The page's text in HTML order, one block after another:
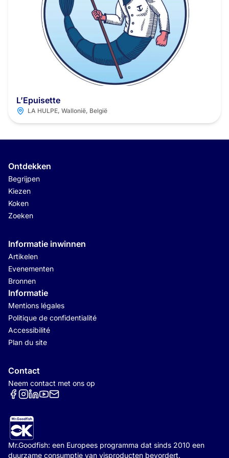
L’Epuisette
LA HULPE, Wallonië, België
Ontdekken
Begrijpen
Kiezen
Koken
Zoeken
Informatie inwinnen
Artikelen
Evenementen
Bronnen
Informatie
Mentions légales
Politique de confidentialité
Accessibilité
Plan du site
Contact
Neem contact met ons op
Réseaux sociaux
Mr.Goodfish: een Europees programma dat sinds 2010 een
duurzame consumptie van visproducten bevordert.